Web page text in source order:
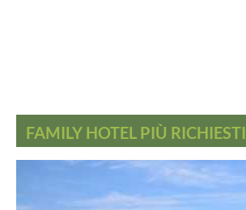
FAMILY HOTEL PIÙ RICHIESTI